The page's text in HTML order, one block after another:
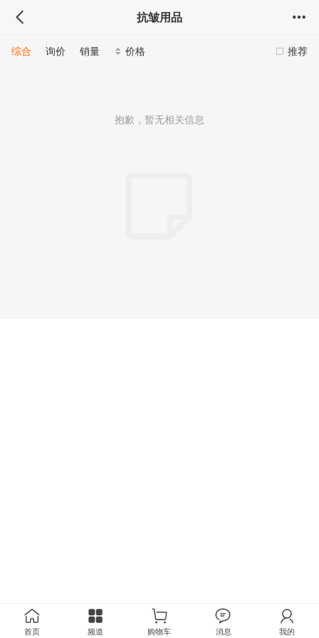
抗皱用品
推荐
综合 询价 销量 价格
抱歉，暂无相关信息
首页 频道 购物车 消息 我的